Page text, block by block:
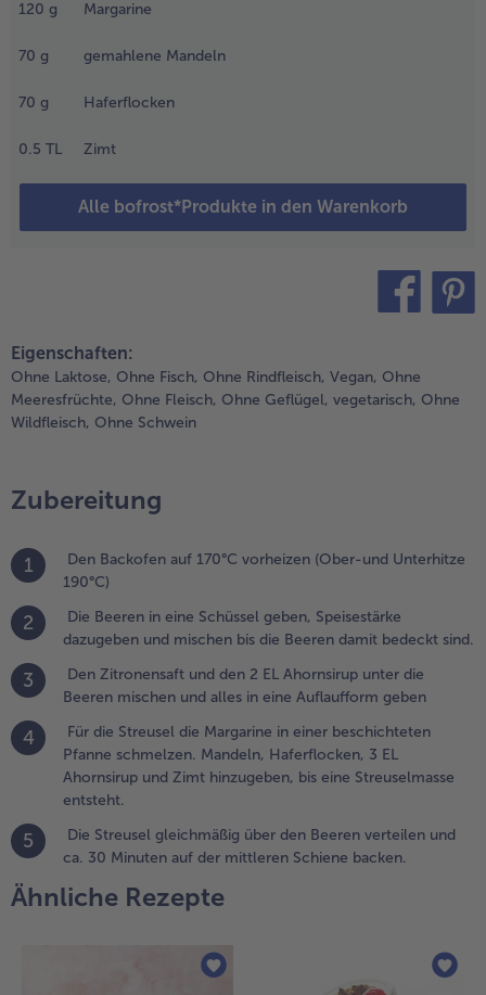
- 5 € beim Kauf von 7 Schlemmermenüs nach Wahl
120 g Margarine
70 g gemahlene Mandeln
70 g Haferflocken
0.5 TL Zimt
Alle bofrost*Produkte in den Warenkorb
Beeren
den 2
alles in
die
die
in
Zimt
Eigenschaften:
Ohne Laktose, Ohne Fisch, Ohne Rindfleisch, Vegan, Ohne
Meeresfrüchte, Ohne Fleisch, Ohne Geflügel, vegetarisch, Ohne
Wildfleisch, Ohne Schwein
Zubereitung
1
Den Backofen auf 170°C vorheizen (Ober-und Unterhitze
190°C)
2
Die Beeren in eine Schüssel geben, Speisestärke
dazugeben und mischen bis die Beeren damit bedeckt sind.
3
Den Zitronensaft und den 2 EL Ahornsirup unter die
Beeren mischen und alles in eine Auflaufform geben
4
Für die Streusel die Margarine in einer beschichteten
Pfanne schmelzen. Mandeln, Haferflocken, 3 EL
Ahornsirup und Zimt hinzugeben, bis eine Streuselmasse
entsteht.
5
Die Streusel gleichmäßig über den Beeren verteilen und
ca. 30 Minuten auf der mittleren Schiene backen.
Ähnliche Rezepte